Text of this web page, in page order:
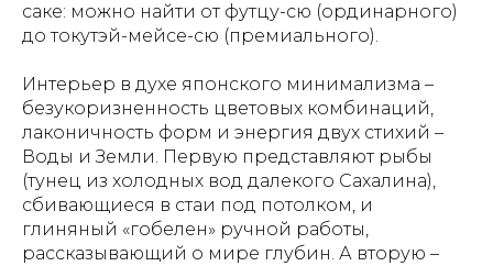
саке: можно найти от футцу-сю (ординарного)
до токутэй-мейсе-сю (премиального).
Интерьер в духе японского минимализма –
безукоризненность цветовых комбинаций,
лаконичность форм и энергия двух стихий –
Воды и Земли. Первую представляют рыбы
(тунец из холодных вод далекого Сахалина),
сбивающиеся в стаи под потолком, и
глиняный «гобелен» ручной работы,
рассказывающий о мире глубин. А вторую –